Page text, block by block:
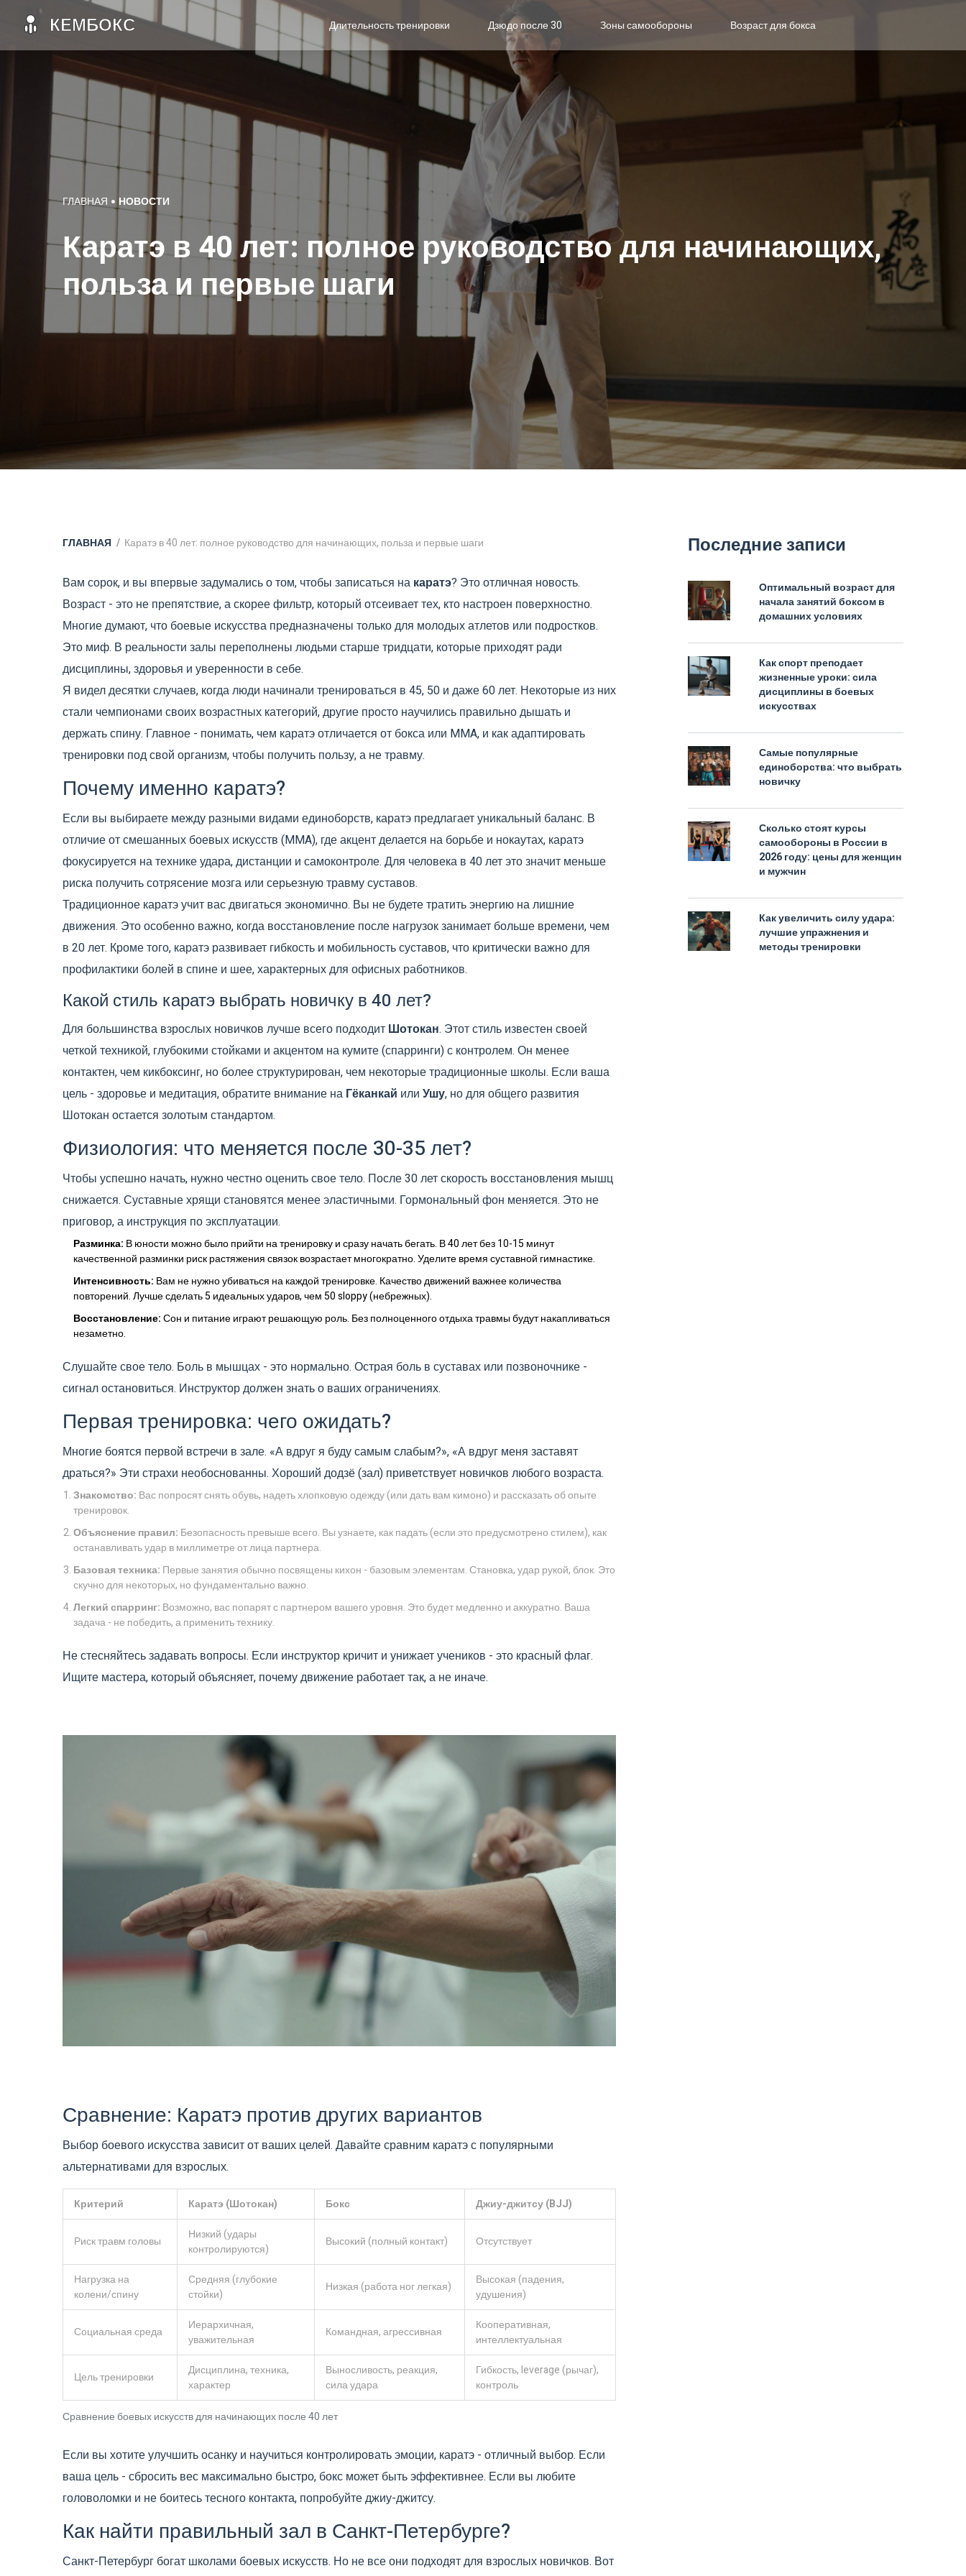
Длительность тренировки Дзюдо после 30 Зоны самообороны Возраст для бокса
ГЛАВНАЯ НОВОСТИ
Каратэ в 40 лет: полное руководство для начинающих,
польза и первые шаги
ГЛАВНАЯ Каратэ в 40 лет: полное руководство для начинающих, польза и первые шаги
Вам сорок, и вы впервые задумались о том, чтобы записаться на каратэ? Это отличная новость.
Возраст - это не препятствие, а скорее фильтр, который отсеивает тех, кто настроен поверхностно.
Многие думают, что боевые искусства предназначены только для молодых атлетов или подростков.
Это миф. В реальности залы переполнены людьми старше тридцати, которые приходят ради
дисциплины, здоровья и уверенности в себе.
Я видел десятки случаев, когда люди начинали тренироваться в 45, 50 и даже 60 лет. Некоторые из них
стали чемпионами своих возрастных категорий, другие просто научились правильно дышать и
держать спину. Главное - понимать, чем каратэ отличается от бокса или MMA, и как адаптировать
тренировки под свой организм, чтобы получить пользу, а не травму.
Почему именно каратэ?
Если вы выбираете между разными видами единоборств, каратэ предлагает уникальный баланс. В
отличие от смешанных боевых искусств (MMA), где акцент делается на борьбе и нокаутах, каратэ
фокусируется на технике удара, дистанции и самоконтроле. Для человека в 40 лет это значит меньше
риска получить сотрясение мозга или серьезную травму суставов.
Традиционное каратэ учит вас двигаться экономично. Вы не будете тратить энергию на лишние
движения. Это особенно важно, когда восстановление после нагрузок занимает больше времени, чем
в 20 лет. Кроме того, каратэ развивает гибкость и мобильность суставов, что критически важно для
профилактики болей в спине и шее, характерных для офисных работников.
Какой стиль каратэ выбрать новичку в 40 лет?
Для большинства взрослых новичков лучше всего подходит Шотокан. Этот стиль известен своей
четкой техникой, глубокими стойками и акцентом на кумите (спарринги) с контролем. Он менее
контактен, чем кикбоксинг, но более структурирован, чем некоторые традиционные школы. Если ваша
цель - здоровье и медитация, обратите внимание на Гёканкай или Ушу, но для общего развития
Шотокан остается золотым стандартом.
Физиология: что меняется после 30-35 лет?
Чтобы успешно начать, нужно честно оценить свое тело. После 30 лет скорость восстановления мышц
снижается. Суставные хрящи становятся менее эластичными. Гормональный фон меняется. Это не
приговор, а инструкция по эксплуатации.
Разминка: В юности можно было прийти на тренировку и сразу начать бегать. В 40 лет без 10-15 минут
качественной разминки риск растяжения связок возрастает многократно. Уделите время суставной гимнастике.
Интенсивность: Вам не нужно убиваться на каждой тренировке. Качество движений важнее количества
повторений. Лучше сделать 5 идеальных ударов, чем 50 sloppy (небрежных).
Восстановление:Сон и питание играют решающую роль. Без полноценного отдыха травмы будут накапливаться
незаметно.
Слушайте свое тело. Боль в мышцах - это нормально. Острая боль в суставах или позвоночнике -
сигнал остановиться. Инструктор должен знать о ваших ограничениях.
Первая тренировка: чего ожидать?
Многие боятся первой встречи в зале. «А вдруг я буду самым слабым?», «А вдруг меня заставят
драться?» Эти страхи необоснованны. Хороший додзё (зал) приветствует новичков любого возраста.
Знакомство: Вас попросят снять обувь, надеть хлопковую одежду (или дать вам кимоно) и рассказать об опыте
тренировок.
Объяснение правил: Безопасность превыше всего. Вы узнаете, как падать (если это предусмотрено стилем), как
останавливать удар в миллиметре от лица партнера.
Базовая техника: Первые занятия обычно посвящены кихон - базовым элементам. Становка, удар рукой, блок. Это
скучно для некоторых, но фундаментально важно.
Легкий спарринг: Возможно, вас попарят с партнером вашего уровня. Это будет медленно и аккуратно. Ваша
задача - не победить, а применить технику.
Не стесняйтесь задавать вопросы. Если инструктор кричит и унижает учеников - это красный флаг.
Ищите мастера, который объясняет, почему движение работает так, а не иначе.
Сравнение: Каратэ против других вариантов
Выбор боевого искусства зависит от ваших целей. Давайте сравним каратэ с популярными
альтернативами для взрослых.
Сравнение боевых искусств для начинающих после 40 лет
Критерий Каратэ (Шотокан) Бокс Джиу-джитсу (BJJ)
Риск травм головы
Низкий (удары
контролируются)
Высокий (полный контакт) Отсутствует
Нагрузка на
колени/спину
Средняя (глубокие
стойки)
Низкая (работа ног легкая)
Высокая (падения,
удушения)
Социальная среда
Иерархичная,
уважительная
Командная, агрессивная
Кооперативная,
интеллектуальная
Цель тренировки
Дисциплина, техника,
характер
Выносливость, реакция,
сила удара
Гибкость, leverage (рычаг),
контроль
Если вы хотите улучшить осанку и научиться контролировать эмоции, каратэ - отличный выбор. Если
ваша цель - сбросить вес максимально быстро, бокс может быть эффективнее. Если вы любите
головоломки и не боитесь тесного контакта, попробуйте джиу-джитсу.
Как найти правильный зал в Санкт-Петербурге?
Санкт-Петербург богат школами боевых искусств. Но не все они подходят для взрослых новичков. Вот
Последние записи
Оптимальный возраст для
начала занятий боксом в
домашних условиях
Как спорт преподает
жизненные уроки: сила
дисциплины в боевых
искусствах
Самые популярные
единоборства: что выбрать
новичку
Сколько стоят курсы
самообороны в России в
2026 году: цены для женщин
и мужчин
Как увеличить силу удара:
лучшие упражнения и
методы тренировки